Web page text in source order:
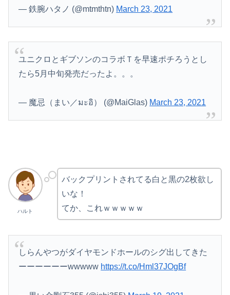
Powered by livedoor 相互RSS
— 鉄腕ハタノ (@mtmthtn) March 23, 2021
ユニクロとギブソンのコラボＴを早速ポチろうとし
たら5月中旬発売だったよ。。。
— 魔忌（まい／มะอิ） (@MaiGlas) March 23, 2021
ハルト
バックプリントされてる白と黒の2枚欲し
いな！
てか、これｗｗｗｗｗ
しらんやつがダイヤモンドホールのシグ出してきた
ーーーーーーwwwww https://t.co/Hml37JOgBf